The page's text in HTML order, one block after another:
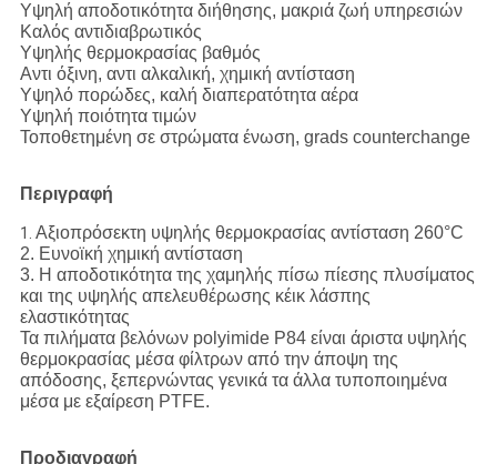
Υψηλή αποδοτικότητα διήθησης, μακριά ζωή υπηρεσιών
Καλός αντιδιαβρωτικός
Υψηλής θερμοκρασίας βαθμός
Αντι όξινη, αντι αλκαλική, χημική αντίσταση
Υψηλό πορώδες, καλή διαπερατότητα αέρα
Υψηλή ποιότητα τιμών
Τοποθετημένη σε στρώματα ένωση, grads counterchange
Περιγραφή
1. Αξιοπρόσεκτη υψηλής θερμοκρασίας αντίσταση 260°C
2. Ευνοϊκή χημική αντίσταση
3. Η αποδοτικότητα της χαμηλής πίσω πίεσης πλυσίματος
και της υψηλής απελευθέρωσης κέικ λάσπης
ελαστικότητας
Τα πιλήματα βελόνων polyimide P84 είναι άριστα υψηλής
θερμοκρασίας μέσα φίλτρων από την άποψη της
απόδοσης, ξεπερνώντας γενικά τα άλλα τυποποιημένα
μέσα με εξαίρεση PTFE.
Προδιαγραφή